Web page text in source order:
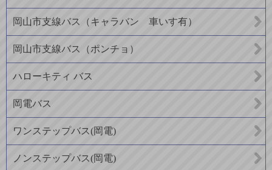
岡山市支線バス（キャラバン 車いす有）
岡山市支線バス（ポンチョ）
ハローキティ バス
岡電バス
ワンステップバス(岡電)
ノンステップバス(岡電)